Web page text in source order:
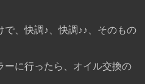
、快調♪、快調♪♪、そのもの
ーに行ったら、オイル交換の